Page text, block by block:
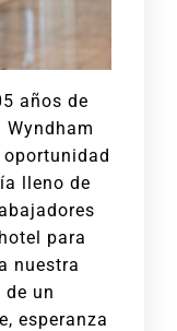
años de
oportunidad
lleno de
para
nuestra
un
esperanza